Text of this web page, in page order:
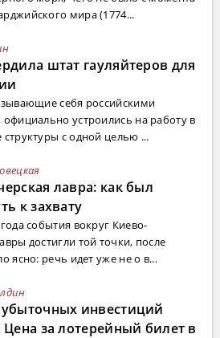
мира (1774...
штат гауляйтеров для
себя российскими
устроились на работу в
структуры с одной целью ...
лавра: как был
к захвату
события вокруг Киево-
достигли той точки, после
ясно: речь идет уже не о в...
инвестиций
за лотерейный билет в